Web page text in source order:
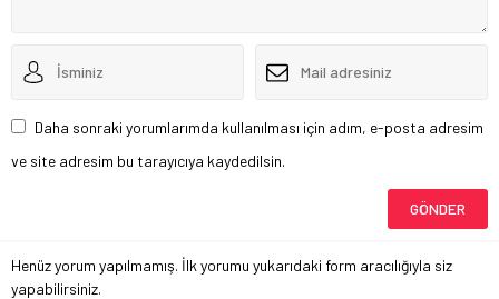
Daha sonraki yorumlarımda kullanılması için adım, e-posta adresim
ve site adresim bu tarayıcıya kaydedilsin.
Henüz yorum yapılmamış. İlk yorumu yukarıdaki form aracılığıyla siz
yapabilirsiniz.